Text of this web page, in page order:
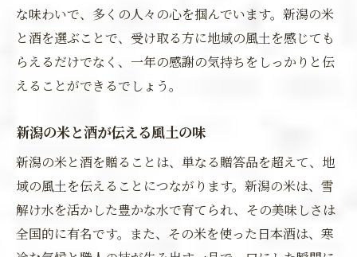
な味わいで、多くの人々の心を掴んでいます。新潟の米
と酒を選ぶことで、受け取る方に地域の風土を感じても
らえるだけでなく、一年の感謝の気持ちをしっかりと伝
えることができるでしょう。
新潟の米と酒が伝える風土の味
新潟の米と酒を贈ることは、単なる贈答品を超えて、地
域の風土を伝えることにつながります。新潟の米は、雪
解け水を活かした豊かな水で育てられ、その美味しさは
全国的に有名です。また、その米を使った日本酒は、寒